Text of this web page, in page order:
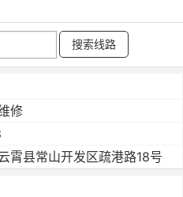
修
霄县常山开发区疏港路18号